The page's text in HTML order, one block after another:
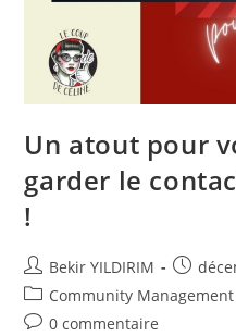
Un atout pour
garder le
!
Auteur/autrice
de
la
Bekir YILDIRIM
publiée :
Post
category:
Community Management
Commentaires
0 commentaire